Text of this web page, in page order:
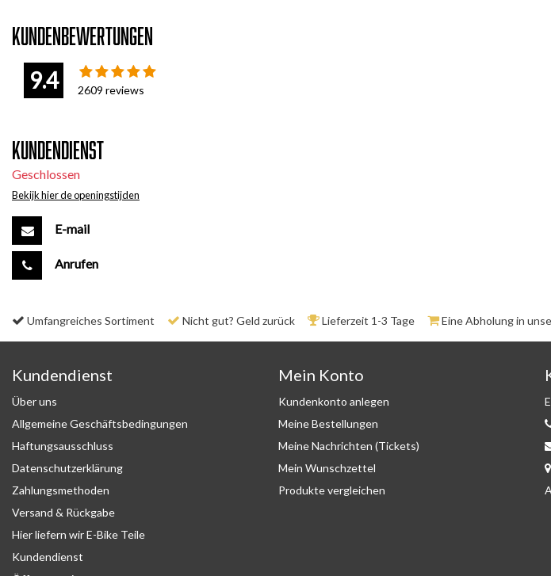
Kundenbewertungen
9.4
2609 reviews
Kundendienst
Geschlossen
Bekijk hier de openingstijden
E-mail
Anrufen
Umfangreiches Sortiment Nicht gut? Geld zurück Lieferzeit 1-3 Tage Eine Abholung in
Kundendienst
Über uns
Allgemeine Geschäftsbedingungen
Haftungsausschluss
Datenschutzerklärung
Zahlungsmethoden
Versand & Rückgabe
Hier liefern wir E-Bike Teile
Kundendienst
Mein Konto
Kundenkonto anlegen
Meine Bestellungen
Meine Nachrichten (Tickets)
Mein Wunschzettel
Produkte vergleichen